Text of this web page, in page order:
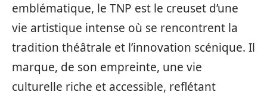
emblématique, le TNP est le creuset d’une
vie artistique intense où se rencontrent la
tradition théâtrale et l’innovation scénique. Il
marque, de son empreinte, une vie
culturelle riche et accessible, reflétant